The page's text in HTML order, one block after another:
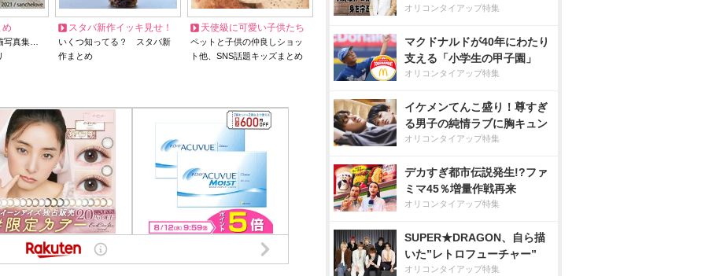
め
写真集…
スタバ新作イッキ見せ！
いくつ知ってる？ スタバ新
作まとめ
天使級に可愛い子供たち
ペットと子供の仲良しショッ
ト他、SNS話題キッズまとめ
オリコンタイアップ特集
マクドナルドが40年にわたり
支える「小学生の甲子園」
オリコンタイアップ特集
イケメンてんこ盛り！尊すぎ
る男子の純情ラブに胸キュン
オリコンタイアップ特集
デカすぎ都市伝説発生!?ファ
ミマ45％増量作戦再来
オリコンタイアップ特集
SUPER★DRAGON、自ら描
いた”レトロフューチャー”
オリコンタイアップ特集